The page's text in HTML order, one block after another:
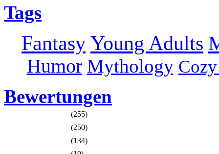
Tags
Fantasy Young Adults
Humor Mythology
Bewertungen
(255)
(250)
(134)